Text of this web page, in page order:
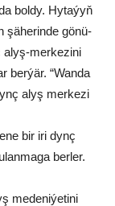
bol­dy. Hy­ta­ýyň
şä­he­rin­de gö­nü­
alyş-mer­ke­zi­ni
ber­ýär. “Wan­da
alyş mer­ke­zi
bir iri dynç
ber­ler.
me­de­ni­ýe­ti­ni